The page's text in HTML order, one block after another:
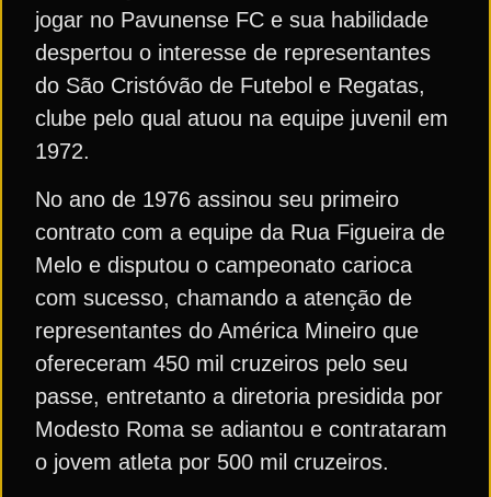
jogar no Pavunense FC e sua habilidade
despertou o interesse de representantes
do São Cristóvão de Futebol e Regatas,
clube pelo qual atuou na equipe juvenil em
1972.
No ano de 1976 assinou seu primeiro
contrato com a equipe da Rua Figueira de
Melo e disputou o campeonato carioca
com sucesso, chamando a atenção de
representantes do América Mineiro que
ofereceram 450 mil cruzeiros pelo seu
passe, entretanto a diretoria presidida por
Modesto Roma se adiantou e contrataram
o jovem atleta por 500 mil cruzeiros.